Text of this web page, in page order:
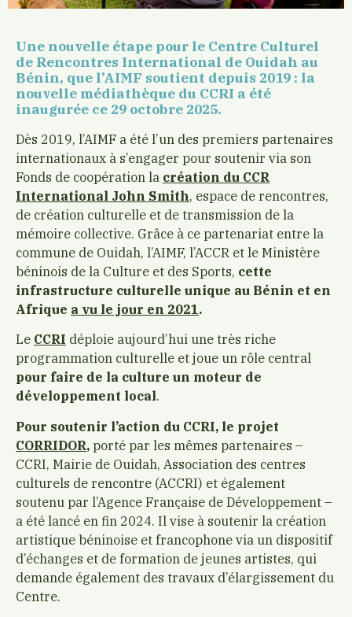
Une nouvelle étape pour le Centre Culturel
de Rencontres International de Ouidah au
Bénin, que l’AIMF soutient depuis 2019 : la
nouvelle médiathèque du CCRI a été
inaugurée ce 29 octobre 2025.
Dès 2019, l’AIMF a été l’un des premiers partenaires
internationaux à s’engager pour soutenir via son
Fonds de coopération la création du CCR
International John Smith, espace de rencontres,
de création culturelle et de transmission de la
mémoire collective. Grâce à ce partenariat entre la
commune de Ouidah, l’AIMF, l’ACCR et le Ministère
béninois de la Culture et des Sports, cette
infrastructure culturelle unique au Bénin et en
Afrique a vu le jour en 2021.
Le CCRI déploie aujourd’hui une très riche
programmation culturelle et joue un rôle central
pour faire de la culture un moteur de
développement local.
Pour soutenir l’action du CCRI, le projet
CORRIDOR, porté par les mêmes partenaires –
CCRI, Mairie de Ouidah, Association des centres
culturels de rencontre (ACCRI) et également
soutenu par l’Agence Française de Développement –
a été lancé en fin 2024. Il vise à soutenir la création
artistique béninoise et francophone via un dispositif
d’échanges et de formation de jeunes artistes, qui
demande également des travaux d’élargissement du
Centre.